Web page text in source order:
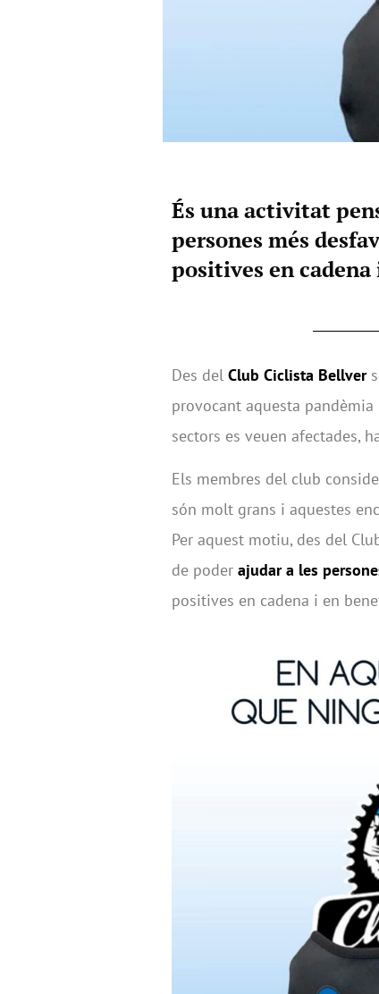
És una activitat
persones més
positives en
Des del Club Ciclista Bellver
provocant aquesta pandèmia
sectors es veuen afectades,
Els membres del club
són molt grans i aquestes
Per aquest motiu, des del
de poder ajudar a les
positives en cadena i en